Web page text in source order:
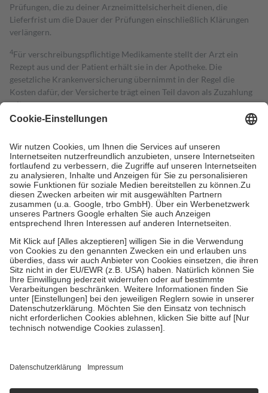
Prüfungen, die zu deiner Arzneimittelsicherheit dienen, die
Lieferfrist um die Dauer der Prüfungen einschließlich Klärungen
verlängern.
4Für verschreibungspflichtige Medikamente stellt der Arzt ein
Rezept aus und der Patient erhält sie in der Apotheke. Die
gesetzliche Krankenversicherung übernimmt in der Regel die
Kosten dafür, der Versicherte trägt einen Teil davon als Zuzahlung
mit.
Grundsätzlich leisten Mitglieder Zuzahlungen in Höhe von zehn
höchstens zehn Euro.
Es sind jedoch nie mehr als die tatsächlichen
Kosten der Leistung zu entrichten.
Diese Regeln gelten grundsätzlich auch für Online-Apotheken.
Bei Heilmitteln und häuslicher Krankenpflege beträgt die
Zuzahlung zehn Prozent der Kosten sowie zehn Euro je
Verordnung.
Um das Engagement der Versicherten für ihre eigene Gesundheit zu
stärken und die besondere Stellung der Familie zu unterstützen,
fallenkeine Zuzahlungenan bei:
• Kindern und Jugendlichen bis zum vollendeten 18. Lebensjahr
mit Ausnahme der Fahrkosten
• Untersuchungen zur Vorsorge und Früherkennung, die von der
GKV getragen werden
• empfohlenen Schutzimpfungen
• Harn- und Blutteststreifen
getroffen, um sicherzustellen, dass es sich um echte Bewertungen
https://help.etrusted.com/hc/de/articles/4419944605341